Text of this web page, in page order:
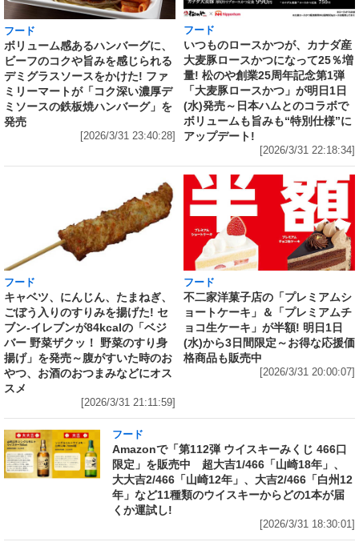
フード
ボリューム感あるハンバーグに、
ビーフのコクや旨みを感じられる
デミグラスソースをかけた! ファ
ミリーマートが「コク深い濃厚デ
ミソースの鉄板焼ハンバーグ」を
発売
[2026/3/31 23:40:28]
フード
いつものロースかつが、カナダ産
大麦豚ロースかつになって25％増
量! 松のや創業25周年記念第1弾
「大麦豚ロースかつ」が明日1日
(水)発売～日本ハムとのコラボで
ボリュームも旨みも“特別仕様”に
アップデート!
[2026/3/31 22:18:34]
フード
キャベツ、にんじん、たまねぎ、
ごぼう入りのすりみを揚げた! セ
ブン‐イレブンが84kcalの「ベジ
バー 野菜ザクッ！ 野菜のすり身
揚げ」を発売～腹がすいた時のお
やつ、お酒のおつまみなどにオス
スメ
[2026/3/31 21:11:59]
フード
不二家洋菓子店の「プレミアムシ
ョートケーキ」＆「プレミアムチ
ョコ生ケーキ」が半額! 明日1日
(水)から3日間限定～お得な応援価
格商品も販売中
[2026/3/31 20:00:07]
フード
Amazonで「第112弾 ウイスキーみくじ 466口
限定」を販売中 超大吉1/466「山崎18年」、
大大吉2/466「山崎12年」、大吉2/466「白州12
年」など11種類のウイスキーからどの1本が届
くか運試し!
[2026/3/31 18:30:01]